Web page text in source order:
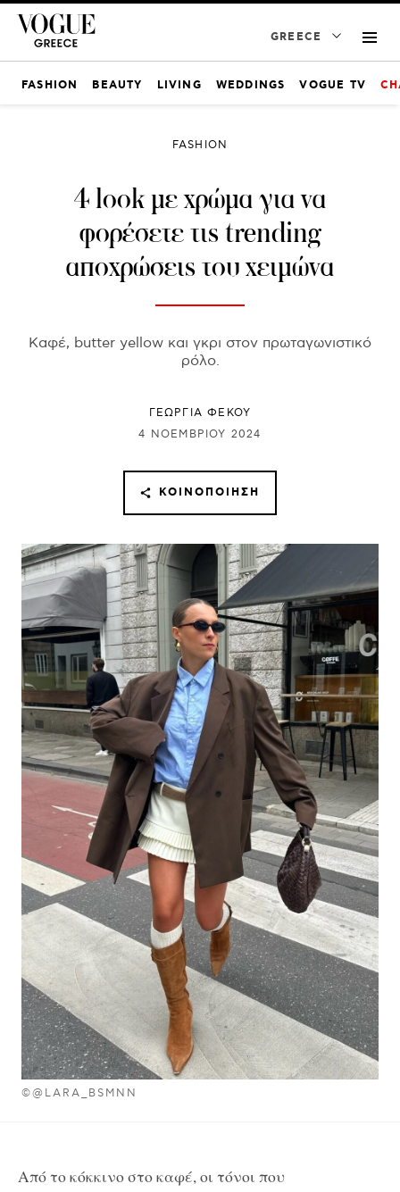
GREECE
FASHION BEAUTY LIVING WEDDINGS VOGUE TV
©@LARA_BSMNN
FASHION
4 look με χρώμα για να
φορέσετε τις trending
αποχρώσεις του χειμώνα
Καφέ, butter yellow και γκρι στον πρωταγωνιστικό
ρόλο.
ΓΕΩΡΓΙΑ ΦΕΚΟΥ
4 ΝΟΕΜΒΡΊΟΥ 2024
ΚΟΙΝΟΠΟΊΗΣΗ
Από το κόκκινο στο καφέ, οι τόνοι που